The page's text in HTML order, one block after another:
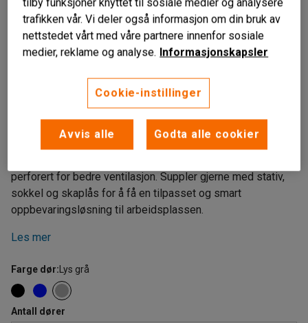
Velg mellom flere farger til dørene
Kombiner skapene i bredden
Ferdig montert
perforert for bedre ventilasjon. Suppler gjerne med stativ,
sokkel og skaplås for å få en tilpasset og smart
oppbevaringsløsning til arbeidsplassen.
Les mer
Farge dør: Lys grå
Antall dører
tilby funksjoner knyttet til sosiale medier og analysere
trafikken vår. Vi deler også informasjon om din bruk av
nettstedet vårt med våre partnere innenfor sosiale
medier, reklame og analyse. Informasjonskapsler
Cookie-instillinger
Avvis alle Godta alle cookier